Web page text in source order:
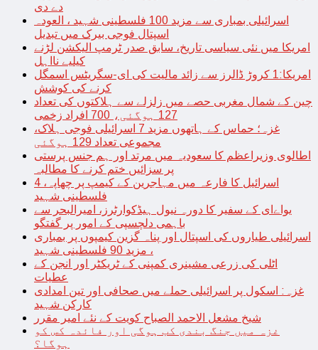
دے دی
اسرائیلی بمباری سے مزید 100 فلسطینی شہید ، العودہ
اسپتال فوجی بیرک میں تبدیل
امریکا میں نئی سیاسی تاریخ، سابق صدر ٹرمپ الیکشن لڑنے
کیلیے نااہل
امریکا:1 کروڑ ڈالرز سے زائد مالیت کی ای-سگریٹس اسمگل
کرنے کی کوشش
چین کے شمال مغربی حصے میں زلزلے سے ہلاکتوں کی تعداد
127 ہوگئی، 700 افراد زخمی
غزہ؛ حماس کے ہاتھوں مزید 7 اسرائیلی فوجی ہلاک،
مجموعی تعداد 129 ہوگئی
اطالوی وزیراعظم کا سعودیہ میں مرتد اور ہم جنس پرستی
پر سزائیں ختم کرنے کا مطالبہ
اسرائیل کا فارعہ میں مہاجرین کے کیمپ پر چھاپہ، 4
فلسطینی شہید
یواےای کے سفیر کا دورہ نیول ہیڈکوارٹرز، امیرالبحر سے
باہمی دلچسپی کے امور پر گفتگو
اسرائیلی طیاروں کی اسپتال اور پناہ گزین کیمپوں پر بمباری
، مزید 90 فلسطینی شہید
اٹلی کی زرعی مشینری کمپنی کے ٹریکٹر اور انجن کے
عطیات
غزہ: اسکول پر اسرائیلی حملے میں صحافی اور تین امدادی
کارکن شہید
شیخ مشعل الاحمد الصباح کویت کے نئے امیر مقرر
غزہ میں جنگ بندی کب ہوگی اور فائدہ کس کو
ہوگا؟